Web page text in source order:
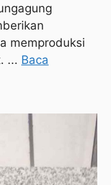
memproduksi
... Baca